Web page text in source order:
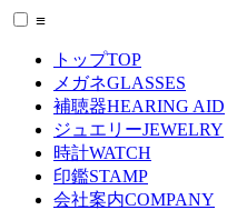
≡
トップTOP
メガネGLASSES
補聴器HEARING AID
ジュエリーJEWELRY
時計WATCH
印鑑STAMP
会社案内COMPANY